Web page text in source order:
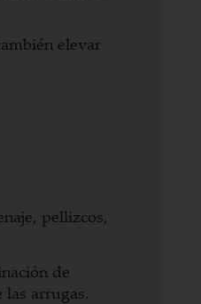
elevar
pellizcos,
de
arrugas.